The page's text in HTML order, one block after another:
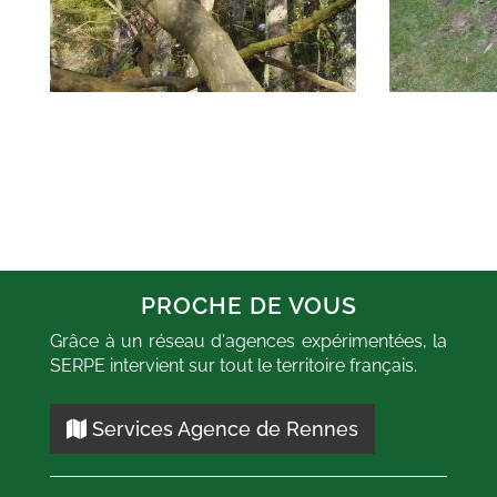
PROCHE DE VOUS
Grâce à un réseau d'agences expérimentées, la
SERPE intervient sur tout le territoire français.
Services Agence de Rennes
réactivité de
content de leurs
Un plus pour
intervention."
"Très bonne prestation avec
personnel agréable.
remis en état
Abattage-Vezin le Coquet